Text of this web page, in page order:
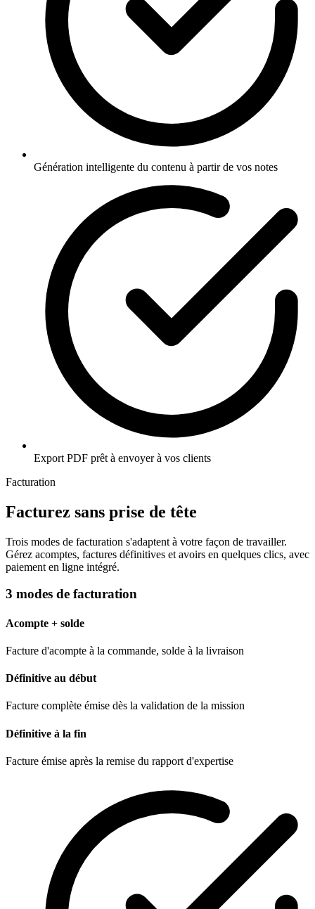
Génération intelligente du contenu à partir de vos notes
Export PDF prêt à envoyer à vos clients
Facturation
Facturez sans prise de tête
Trois modes de facturation s'adaptent à votre façon de travailler.
Gérez acomptes, factures définitives et avoirs en quelques clics, avec
paiement en ligne intégré.
3 modes de facturation
Acompte + solde
Facture d'acompte à la commande, solde à la livraison
Définitive au début
Facture complète émise dès la validation de la mission
Définitive à la fin
Facture émise après la remise du rapport d'expertise